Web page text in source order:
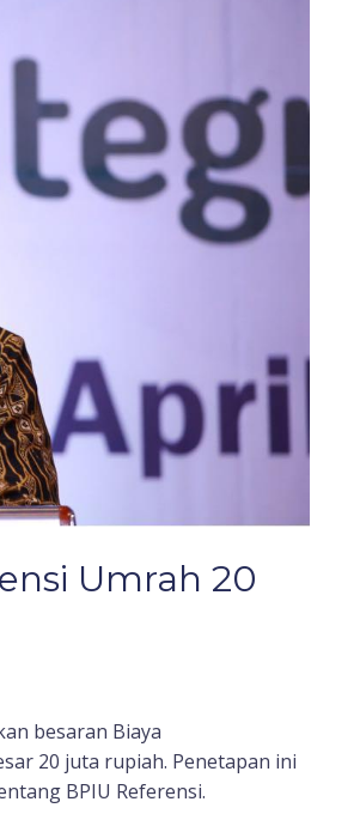
Umrah 20
besaran Biaya
20 juta rupiah. Penetapan ini
BPIU Referensi.